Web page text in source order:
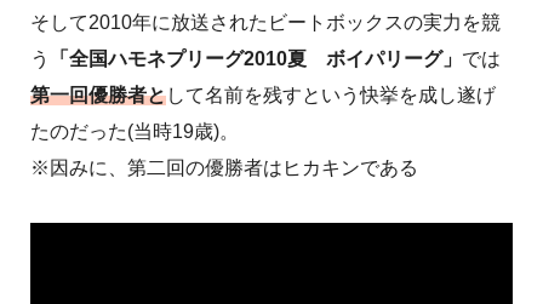
そして2010年に放送されたビートボックスの実力を競
う
「全国ハモネプリーグ2010夏 ボイパリーグ」 では
第一回優勝者として名前を残すという快挙を成し遂げ
たのだった(当時19歳)。
※因みに、第二回の優勝者はヒカキンである